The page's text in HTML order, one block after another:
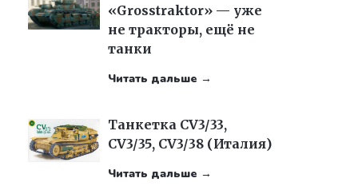
«Grosstraktor» — уже
не тракторы, ещё не
танки
Читать дальше →
Танкетка CV3/33,
CV3/35, CV3/38 (Италия)
Читать дальше →